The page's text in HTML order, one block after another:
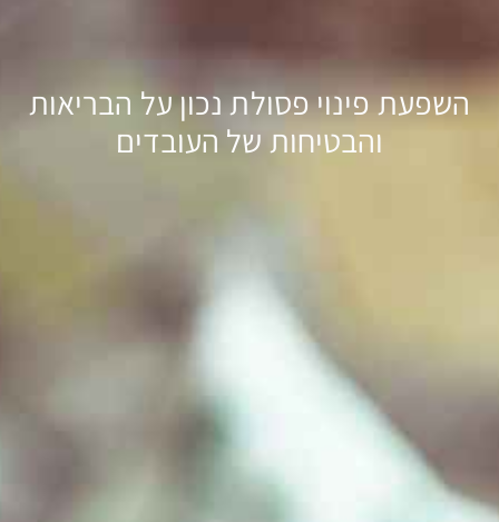
השפעת פינוי פסולת נכון על הבריאות
והבטיחות של העובדים